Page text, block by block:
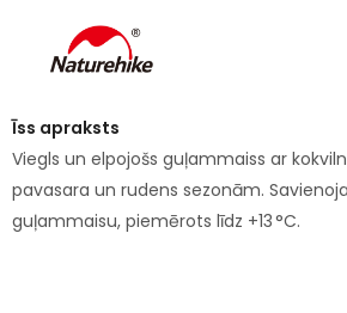
Īss apraksts
Viegls un elpojošs guļammaiss ar
pavasara un rudens sezonām.
guļammaisu, piemērots līdz +13 °C.